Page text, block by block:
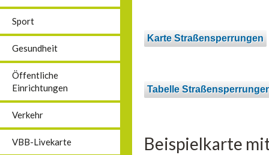
Sport
Gesundheit
Öffentliche
Einrichtungen
Verkehr
VBB-Livekarte
Karte Straßensperrungen
Tabelle
Beispielkarte